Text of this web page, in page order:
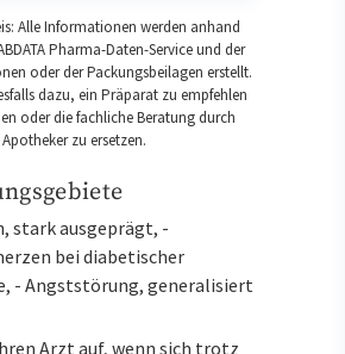
Alle Informationen werden anhand
Pharma-Daten-Service und der
oder der Packungsbeilagen erstellt.
dazu, ein Präparat zu empfehlen
oder die fachliche Beratung durch
zu ersetzen.
stark ausgeprägt, -
bei diabetischer
- Angststörung, generalisiert
Arzt auf, wenn sich trotz